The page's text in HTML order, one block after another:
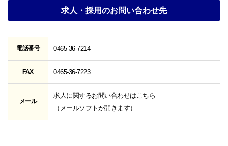
求人・採用のお問い合わせ先
電話番号 0465-36-7214
FAX 0465-36-7223
メール
求人に関するお問い合わせはこちら
（メールソフトが開きます）